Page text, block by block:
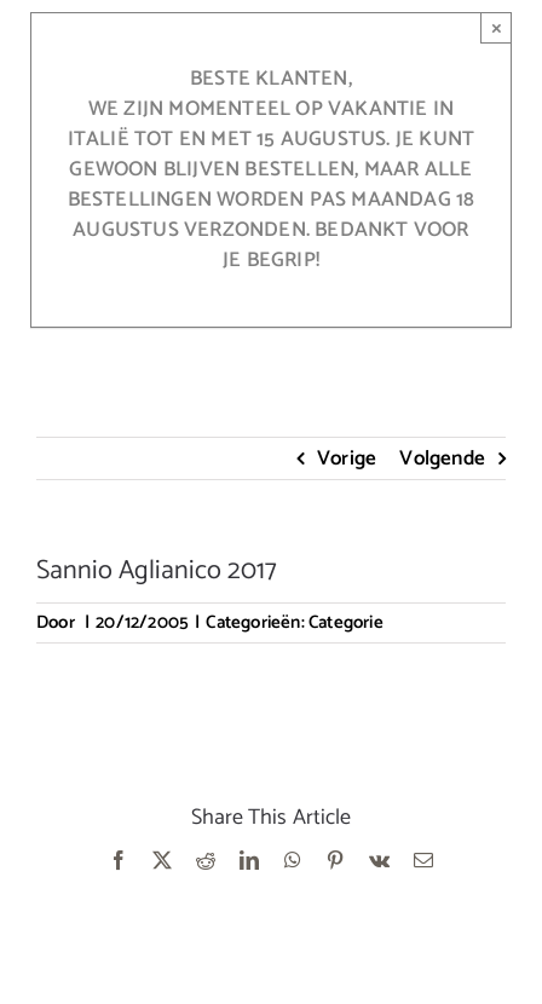
BESTE KLANTEN,
WE ZIJN MOMENTEEL OP VAKANTIE IN
ITALIË TOT EN MET 15 AUGUSTUS. JE KUNT
GEWOON BLIJVEN BESTELLEN, MAAR ALLE
BESTELLINGEN WORDEN PAS MAANDAG 18
AUGUSTUS VERZONDEN. BEDANKT VOOR
JE BEGRIP!
×
Vorige Volgende
Sannio Aglianico 2017
Door | 20/12/2005 | Categorieën:Categorie
Share This Article
Facebook RedditLinkedInWhatsApp
Pinterest
Vk
E-